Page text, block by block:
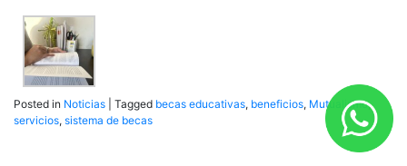
Posted in Noticias Tagged becas educativas, beneficios, Mutualismo,
servicios, sistema de becas